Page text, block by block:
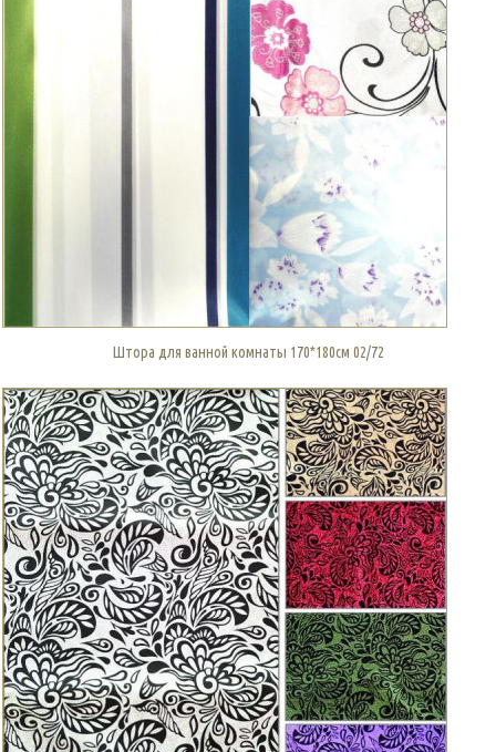
Штора для ванной комнаты 170*180см 02/72